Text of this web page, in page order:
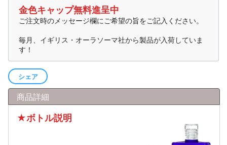
金色キャップ無料進呈中
ご注文時のメッセージ欄にご希望の旨をご記入ください。
毎月、イギリス・オーラソーマ社から製品が入荷していま
す！
シェア
商品詳細
★ボトル説明